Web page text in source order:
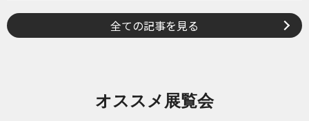
全ての記事を見る
オススメ展覧会